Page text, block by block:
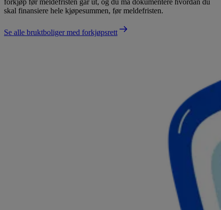
skal finansiere hele kjøpesummen, før meldefristen.
Se alle bruktboliger med forkjøpsrett